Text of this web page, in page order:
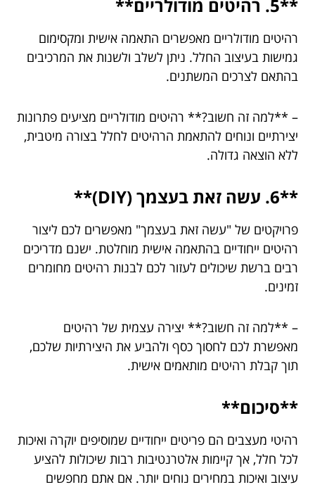
**5. רהיטים מודולריים**
רהיטים מודולריים מאפשרים התאמה אישית ומקסימום
גמישות בעיצוב החלל. ניתן לשלב ולשנות את המרכיבים
בהתאם לצרכים המשתנים.
– **למה זה חשוב?** רהיטים מודולריים מציעים פתרונות
יצירתיים ונוחים להתאמת הרהיטים לחלל בצורה מיטבית,
ללא הוצאה גדולה.
**6. עשה זאת בעצמך (DIY)**
פרויקטים של "עשה זאת בעצמך" מאפשרים לכם ליצור
רהיטים ייחודיים בהתאמה אישית מוחלטת. ישנם מדריכים
רבים ברשת שיכולים לעזור לכם לבנות רהיטים מחומרים
זמינים.
– **למה זה חשוב?** יצירה עצמית של רהיטים
מאפשרת לכם לחסוך כסף ולהביע את היצירתיות שלכם,
תוך קבלת רהיטים מותאמים אישית.
**סיכום**
רהיטי מעצבים הם פריטים ייחודיים שמוסיפים יוקרה ואיכות
לכל חלל, אך קיימות אלטרנטיבות רבות שיכולות להציע
עיצוב ואיכות במחירים נוחים יותר. אם אתם מחפשים